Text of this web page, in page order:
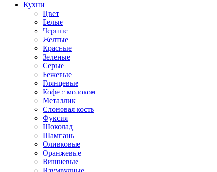
Кухни
Цвет
Белые
Черные
Желтые
Красные
Зеленые
Серые
Бежевые
Глянцевые
Кофе с молоком
Металлик
Слоновая кость
Фуксия
Шоколад
Шампань
Оливковые
Оранжевые
Вишневые
Изумрудные